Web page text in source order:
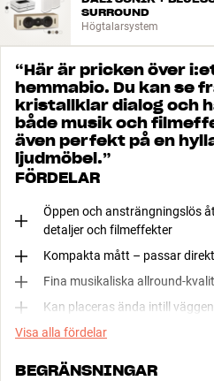
SURROUND
Högtalarsystem
“Här är pricken över
hemmabio. Du kan se
kristallklar dialog och
både musik och
även perfekt på en
ljudmöbel.”
FÖRDELAR
Öppen och ansträngningslös
detaljer och filmeffekter
Kompakta mått – passar
Fina musikaliska allround-
Kan placeras ända intill
Visa alla fördelar
BEGRÄNSNINGAR